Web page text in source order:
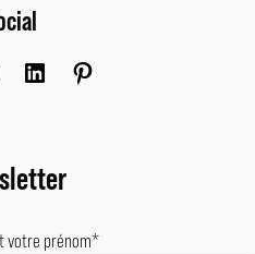
Instagram
votre prénom*